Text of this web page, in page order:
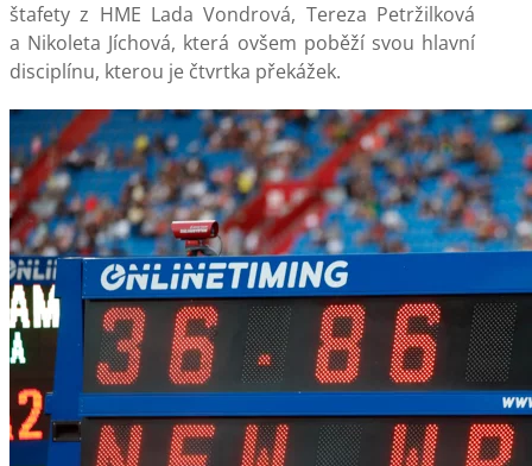
štafety z HME Lada Vondrová, Tereza Petržilková
a Nikoleta Jíchová, která ovšem poběží svou hlavní
disciplínu, kterou je čtvrtka překážek.